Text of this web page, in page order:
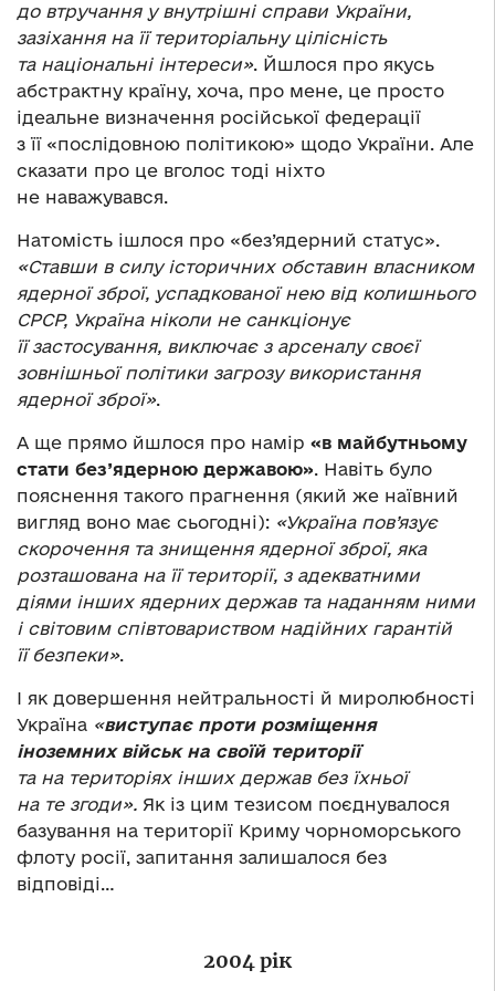
до втручання у внутрішні справи України,
зазіхання на її територіальну цілісність
та національні інтереси». Йшлося про якусь
абстрактну країну, хоча, про мене, це просто
ідеальне визначення російської федерації
з її «послідовною політикою» щодо України. Але
сказати про це вголос тоді ніхто
не наважувався.
Натомість ішлося про «без’ядерний статус».
«Ставши в силу історичних обставин власником
ядерної зброї, успадкованої нею від колишнього
СРСР, Україна ніколи не санкціонує
її застосування, виключає з арсеналу своєї
зовнішньої політики загрозу використання
ядерної зброї».
А ще прямо йшлося про намір «в майбутньому
стати без’ядерною державою». Навіть було
пояснення такого прагнення (який же наївний
вигляд воно має сьогодні): «Україна пов’язує
скорочення та знищення ядерної зброї, яка
розташована на її території, з адекватними
діями інших ядерних держав та наданням ними
і світовим співтовариством надійних гарантій
її безпеки».
І як довершення нейтральності й миролюбності
Україна «виступає проти розміщення
іноземних військ на своїй території
та на територіях інших держав без їхньої
на те згоди». Як із цим тезисом поєднувалося
базування на території Криму чорноморського
флоту росії, запитання залишалося без
відповіді…
2004 рік